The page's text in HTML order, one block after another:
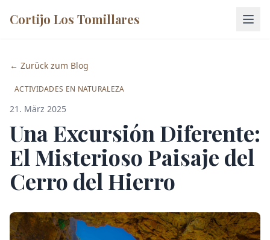
Cortijo Los Tomillares
← Zurück zum Blog
ACTIVIDADES EN NATURALEZA
21. März 2025
Una Excursión Diferente:
El Misterioso Paisaje del
Cerro del Hierro